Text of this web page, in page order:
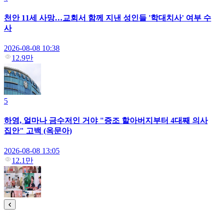
천안 11세 사망…교회서 함께 지낸 성인들 '학대치사' 여부 수
사
2026-08-08 10:38
12.9만
5
하영, 얼마나 금수저인 거야 "증조 할아버지부터 4대째 의사
집안" 고백 (옥문아)
2026-08-08 13:05
12.1만